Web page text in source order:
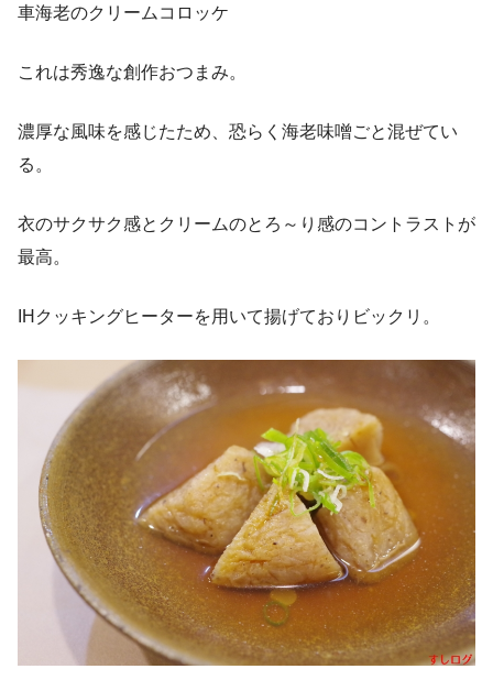
車海老のクリームコロッケ
これは秀逸な創作おつまみ。
濃厚な風味を感じたため、恐らく海老味噌ごと混ぜてい
る。
衣のサクサク感とクリームのとろ～り感のコントラストが
最高。
IHクッキングヒーターを用いて揚げておりビックリ。